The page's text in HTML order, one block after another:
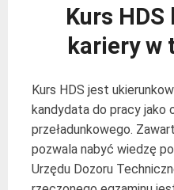
Kurs
kariery w
Kurs HDS jest
kandydata do pracy jako
przeładunkowego.
pozwala nabyć wiedzę
Urzędu Dozoru